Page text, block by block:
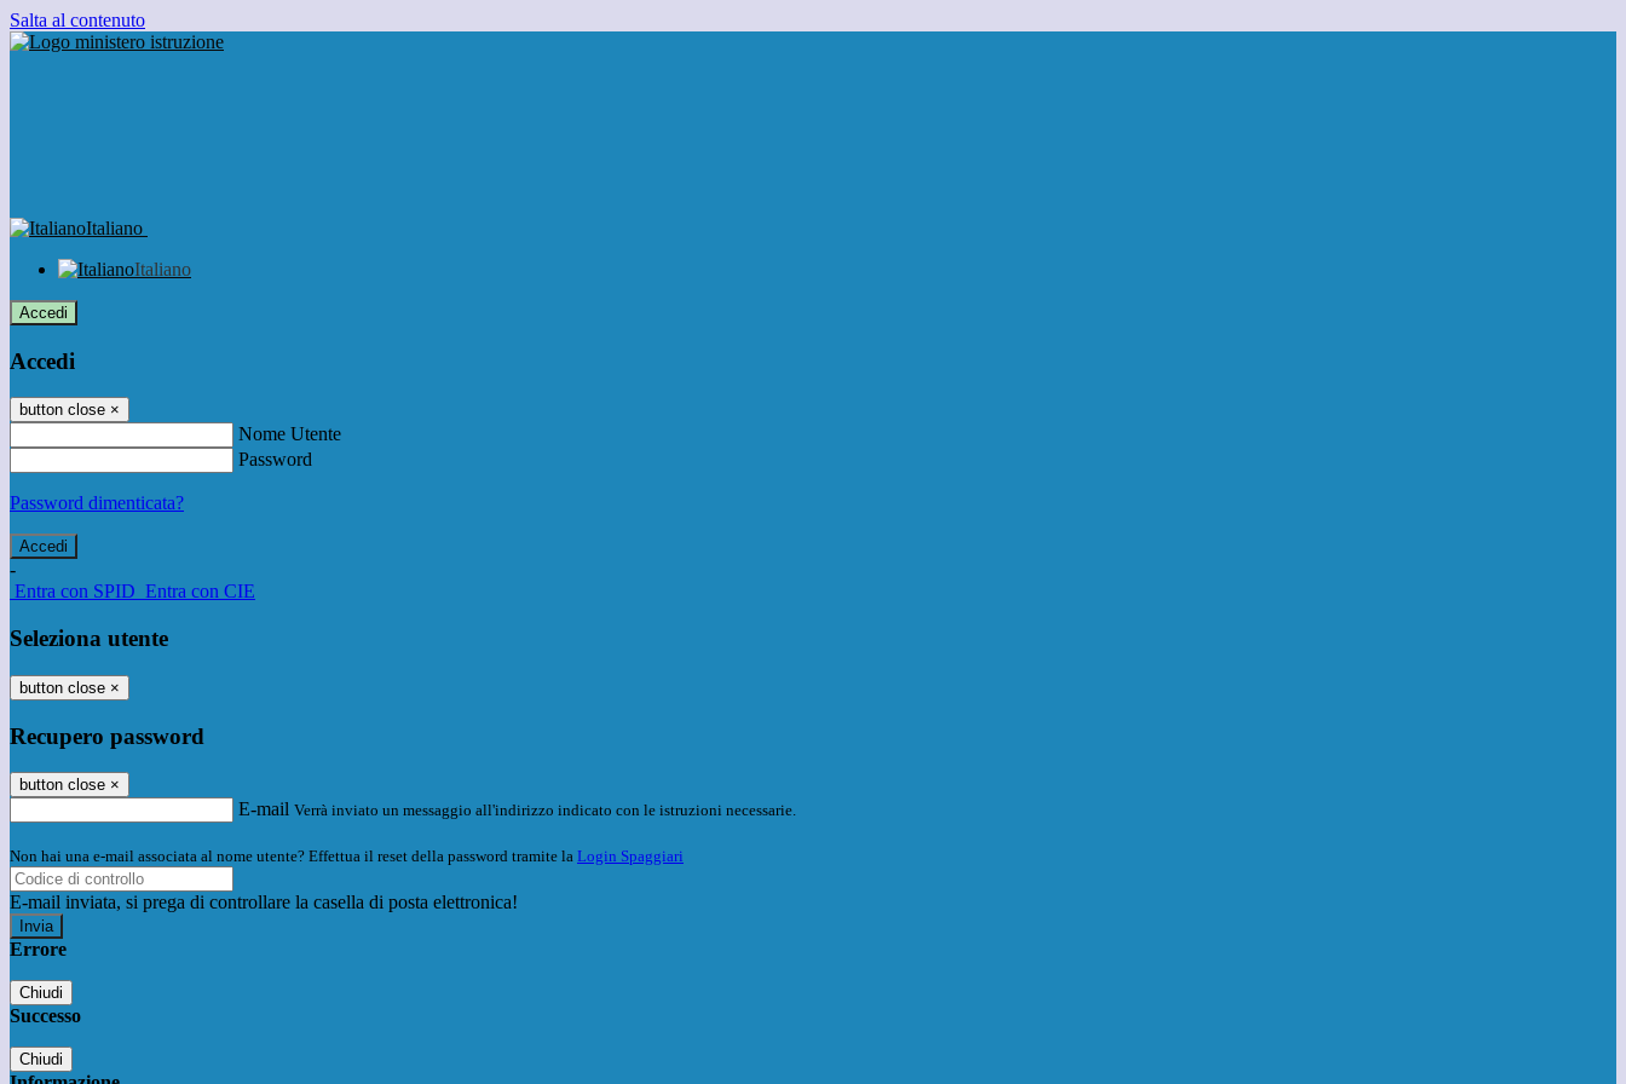
Salta al contenuto
Italiano
Italiano
Accedi
Accedi
button close ×
Nome Utente
Password
Password dimenticata?
-
Entra con SPID Entra con CIE
Seleziona utente
button close ×
Recupero password
button close ×
E-mail Verrà inviato un messaggio all'indirizzo indicato con le istruzioni necessarie.
Non hai una e-mail associata al nome utente? Effettua il reset della password tramite la Login Spaggiari
E-mail inviata, si prega di controllare la casella di posta elettronica!
Errore
Chiudi
Successo
Chiudi